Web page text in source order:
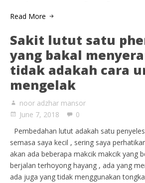
Read More
Sakit lutut satu
yang bakal
tidak adakah cara
mengelak
noor adzhar mansor
June 7, 2018
0
Pembedahan lutut adakah satu
semasa saya kecil , sering saya
akan ada beberapa makcik makcik yang
berjalan terhoyong hayang , ada yang
ada juga yang tidak menggunakan